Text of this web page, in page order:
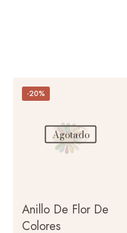
-20%
Agotado
Anillo De Flor De
Colores